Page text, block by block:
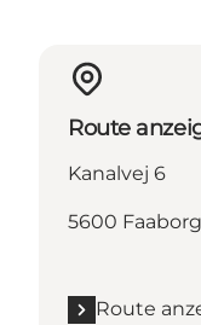
Route
Kanalvej 6
5600 Faaborg
Route